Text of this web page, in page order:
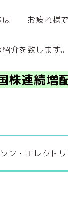
は お疲れ様
介を致します
株連続増
・エレクトリ